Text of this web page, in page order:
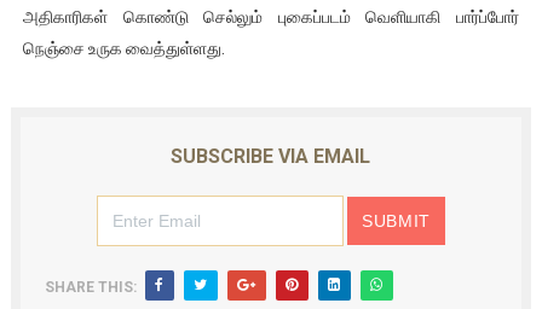
அதிகாரிகள் கொண்டு செல்லும் புகைப்படம் வெளியாகி பார்ப்போர்
நெஞ்சை உருக வைத்துள்ளது.
SUBSCRIBE VIA EMAIL
SHARE THIS: